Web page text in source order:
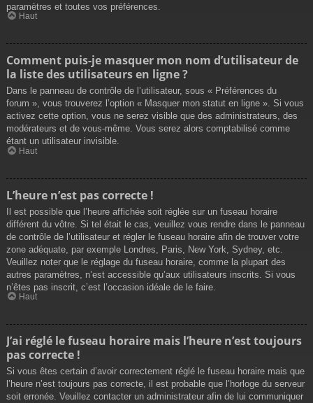
paramètres et toutes vos préférences.
Haut
Comment puis-je masquer mon nom d’utilisateur de
la liste des utilisateurs en ligne ?
Dans le panneau de contrôle de l’utilisateur, sous « Préférences du
forum », vous trouverez l’option « Masquer mon statut en ligne ». Si vous
activez cette option, vous ne serez visible que des administrateurs, des
modérateurs et de vous-même. Vous serez alors comptabilisé comme
étant un utilisateur invisible.
Haut
L’heure n’est pas correcte !
Il est possible que l’heure affichée soit réglée sur un fuseau horaire
différent du vôtre. Si tel était le cas, veuillez vous rendre dans le panneau
de contrôle de l’utilisateur et régler le fuseau horaire afin de trouver votre
zone adéquate, par exemple Londres, Paris, New York, Sydney, etc.
Veuillez noter que le réglage du fuseau horaire, comme la plupart des
autres paramètres, n’est accessible qu’aux utilisateurs inscrits. Si vous
n’êtes pas inscrit, c’est l’occasion idéale de le faire.
Haut
J’ai réglé le fuseau horaire mais l’heure n’est toujours
pas correcte !
Si vous êtes certain d’avoir correctement réglé le fuseau horaire mais que
l’heure n’est toujours pas correcte, il est probable que l’horloge du serveur
soit erronée. Veuillez contacter un administrateur afin de lui communiquer